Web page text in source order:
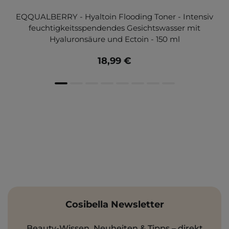
EQQUALBERRY - Hyaltoin Flooding Toner - Intensiv
feuchtigkeitsspendendes Gesichtswasser mit
Hyaluronsäure und Ectoin - 150 ml
18,99 €
Cosibella Newsletter